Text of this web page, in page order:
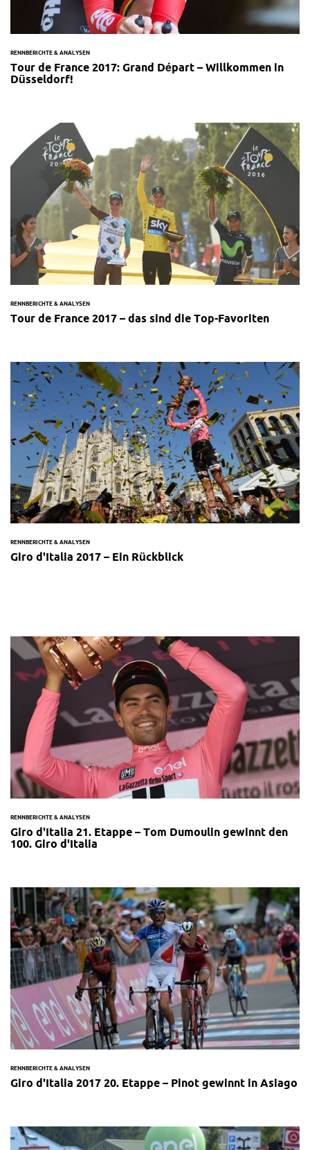
RENNBERICHTE & ANALYSEN
Tour de France 2017: Grand Départ – Willkommen in
Düsseldorf!
RENNBERICHTE & ANALYSEN
Tour de France 2017 – das sind die Top-Favoriten
RENNBERICHTE & ANALYSEN
Giro d'Italia 2017 – Ein Rückblick
RENNBERICHTE & ANALYSEN
Giro d'Italia 21. Etappe – Tom Dumoulin gewinnt den
100. Giro d'Italia
RENNBERICHTE & ANALYSEN
Giro d'Italia 2017 20. Etappe – Pinot gewinnt in Asiago